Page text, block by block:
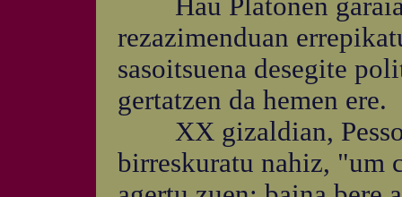
Hau Platonen
rezazimenduan
sasoitsuena desegite
gertatzen da hemen ere.
XX gizaldian,
birreskuratu nahiz, "um